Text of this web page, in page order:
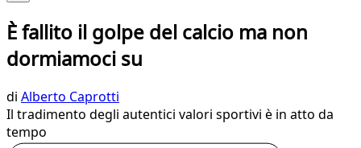
È fallito il golpe del calcio ma non
dormiamoci su
di Alberto Caprotti
Il tradimento degli autentici valori sportivi è in atto da
tempo